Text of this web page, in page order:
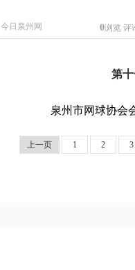
今日泉州网 0浏览 评
泉州市网球协会
上一页 1 2 3